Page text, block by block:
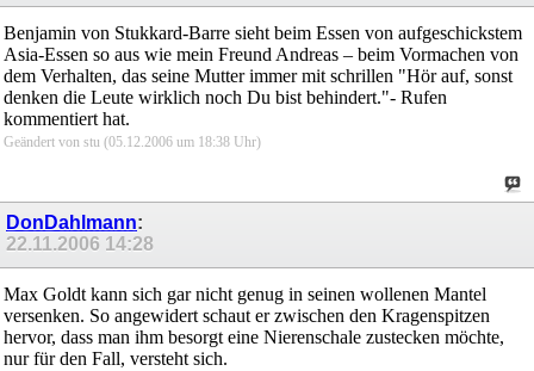
Benjamin von Stukkard-Barre sieht beim Essen von aufgeschickstem
Asia-Essen so aus wie mein Freund Andreas – beim Vormachen von
dem Verhalten, das seine Mutter immer mit schrillen "Hör auf, sonst
denken die Leute wirklich noch Du bist behindert."- Rufen
kommentiert hat.
Geändert von stu (05.12.2006 um 18:38 Uhr)
DonDahlmann:
22.11.2006 14:28
Max Goldt kann sich gar nicht genug in seinen wollenen Mantel
versenken. So angewidert schaut er zwischen den Kragenspitzen
hervor, dass man ihm besorgt eine Nierenschale zustecken möchte,
nur für den Fall, versteht sich.